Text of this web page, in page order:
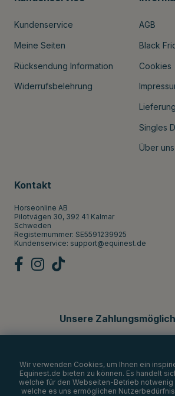
Kundenservice
Meine Seiten
Rücksendung Information
Widerrufsbelehrung
AGB
Black
Cookies
Singles
Über uns
Kontakt
Horseonline AB
Pilotvägen 30, 392 41 Kalmar
Schweden
Registernummer: SE5591239925
Kundenservice: support@equinest.de
Unsere
Wir verwenden Cookies, um Ihnen ein
Equinest.de bieten zu können. Es handelt
welche für den Webseiten-Betrieb
welche es uns ermöglichen